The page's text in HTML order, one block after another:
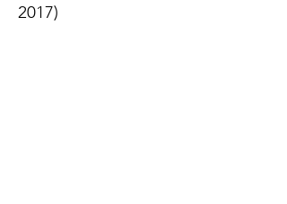
2017)